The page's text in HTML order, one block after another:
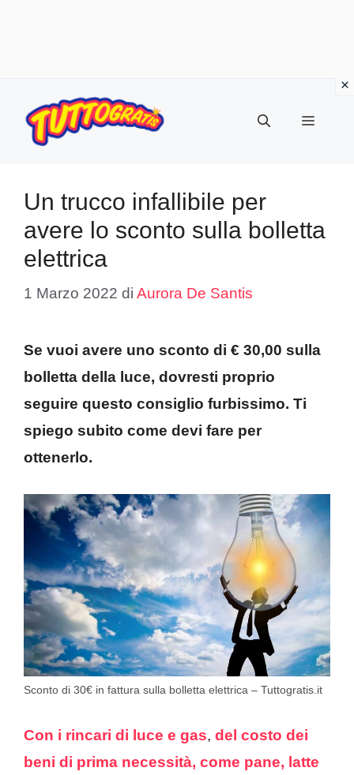
contenuto
Menu
Un trucco infallibile per
avere lo sconto sulla bolletta
elettrica
1 Marzo 2022 di Aurora De Santis
Se vuoi avere uno sconto di € 30,00 sulla
bolletta della luce, dovresti proprio
seguire questo consiglio furbissimo. Ti
spiego subito come devi fare per
ottenerlo.
Sconto di 30€ in fattura sulla bolletta elettrica – Tuttogratis.it
Con i rincari di luce e gas, del costo dei
beni di prima necessità, come pane, latte